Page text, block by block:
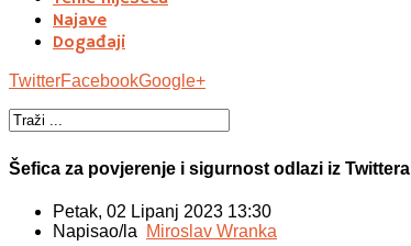
Najave
Događaji
TwitterFacebookGoogle+
Šefica za povjerenje i sigurnost odlazi iz Twittera
Petak, 02 Lipanj 2023 13:30
Napisao/la Miroslav Wranka